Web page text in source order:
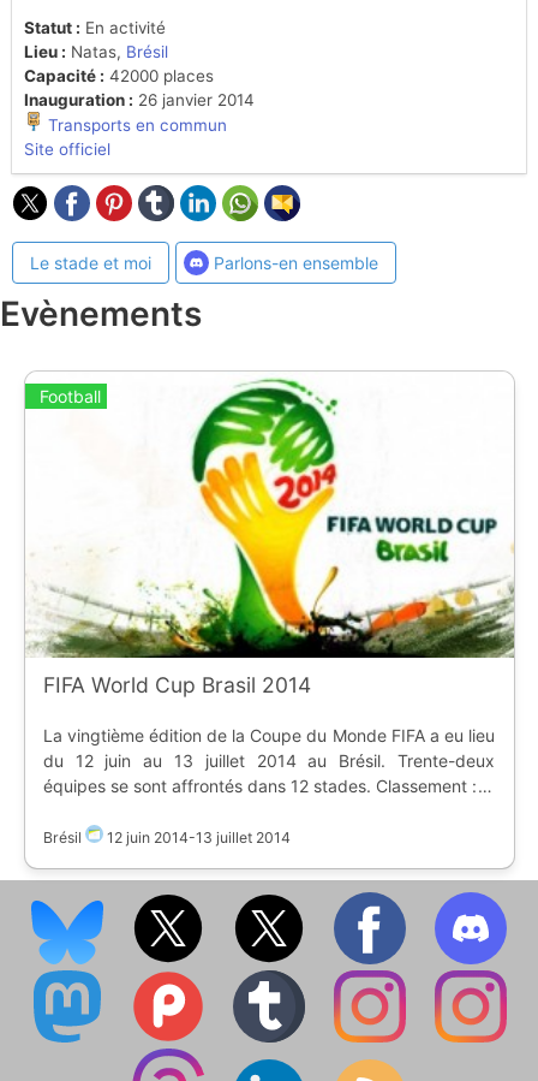
Statut : En activité
Lieu : Natas, Brésil
Capacité : 42000 places
Inauguration : 26 janvier 2014
Transports en commun
Site officiel
Le stade et moi Parlons-en ensemble
Evènements
Football
FIFA World Cup Brasil 2014
La vingtième édition de la Coupe du Monde FIFA a eu lieu
du 12 juin au 13 juillet 2014 au Brésil. Trente-deux
équipes se sont affrontés dans 12 stades. Classement : 1.
Brésil 12 juin 2014-13 juillet 2014